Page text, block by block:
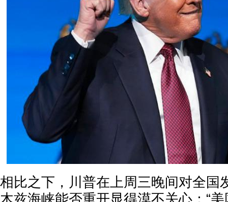
相比之下，川普在上周三晚间对全国
木兹海峡能否重开显得漠不关心：“